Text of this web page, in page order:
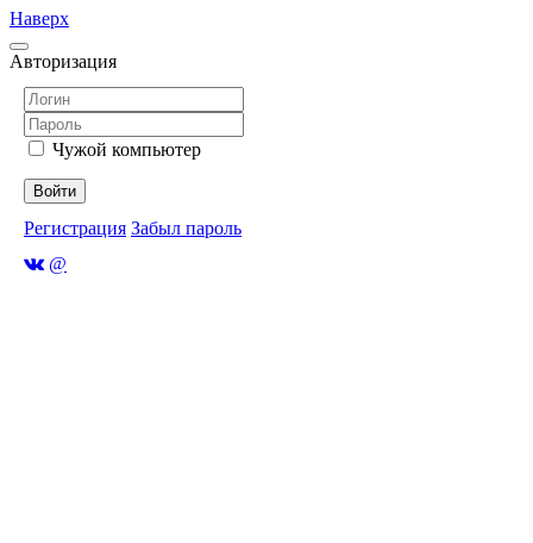
Наверх
Авторизация
Чужой компьютер
Войти
Регистрация Забыл пароль
@